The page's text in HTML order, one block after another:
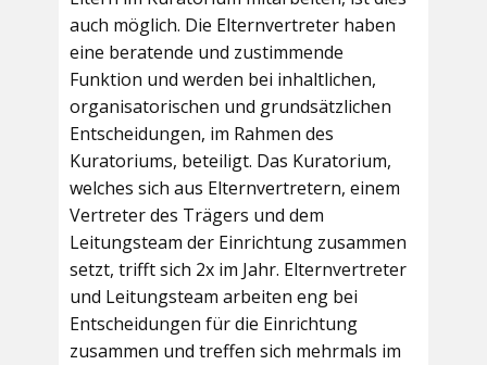
auch möglich. Die Elternvertreter haben
eine beratende und zustimmende
Funktion und werden bei inhaltlichen,
organisatorischen und grundsätzlichen
Entscheidungen, im Rahmen des
Kuratoriums, beteiligt. Das Kuratorium,
welches sich aus Elternvertretern, einem
Vertreter des Trägers und dem
Leitungsteam der Einrichtung zusammen
setzt, trifft sich 2x im Jahr. Elternvertreter
und Leitungsteam arbeiten eng bei
Entscheidungen für die Einrichtung
zusammen und treffen sich mehrmals im